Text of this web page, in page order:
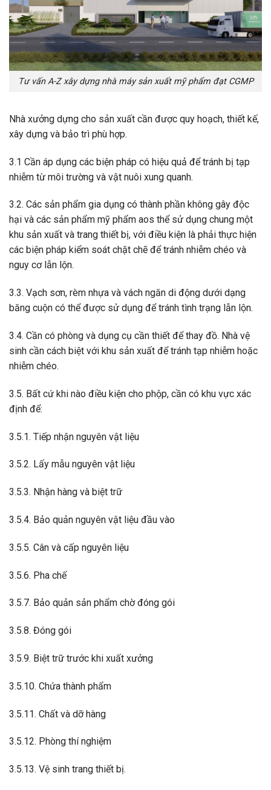
Tư vấn A-Z xây dựng nhà máy sản xuất mỹ phẩm đạt CGMP
Nhà xưởng dựng cho sản xuất cần được quy hoạch, thiết kế,
xây dựng và bảo trì phù hợp.
3.1 Cần áp dụng các biện pháp có hiệu quả để tránh bị tạp
nhiễm từ môi trường và vật nuôi xung quanh.
3.2. Các sản phẩm gia dụng có thành phần không gây độc
hại và các sản phẩm mỹ phẩm aos thể sử dụng chung một
khu sản xuất và trang thiết bị, với điều kiện là phải thực hiện
các biện pháp kiểm soát chặt chẽ để tránh nhiễm chéo và
nguy cơ lẫn lộn.
3.3. Vạch sơn, rèm nhựa và vách ngăn di động dưới dạng
băng cuộn có thể được sử dụng để tránh tình trạng lẫn lộn.
3.4. Cần có phòng và dụng cụ cần thiết để thay đồ. Nhà vệ
sinh cần cách biệt với khu sản xuất để tránh tạp nhiễm hoặc
nhiễm chéo.
3.5. Bất cứ khi nào điều kiện cho phộp, cần có khu vực xác
định để:
3.5.1. Tiếp nhận nguyên vật liệu
3.5.2. Lấy mẫu nguyên vật liệu
3.5.3. Nhận hàng và biệt trữ
3.5.4. Bảo quản nguyên vật liệu đầu vào
3.5.5. Cân và cấp nguyên liệu
3.5.6. Pha chế
3.5.7. Bảo quản sản phẩm chờ đóng gói
3.5.8. Đóng gói
3.5.9. Biệt trữ trước khi xuất xưởng
3.5.10. Chứa thành phẩm
3.5.11. Chất và dỡ hàng
3.5.12. Phòng thí nghiệm
3.5.13. Vệ sinh trang thiết bị.